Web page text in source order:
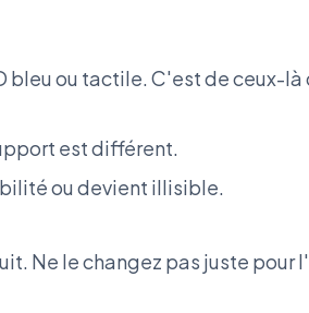
bleu ou tactile. C'est de ceux-là
est différent.
ou devient illisible.
Ne le changez pas juste pour